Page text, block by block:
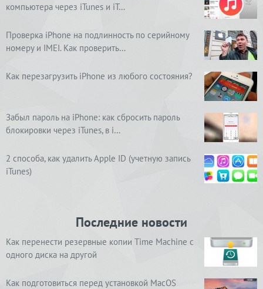
компьютера через iTunes и iT…
Проверка iPhone на подлинность по серийному
номеру и IMEI. Как проверить…
Как перезагрузить iPhone из любого состояния?
Забыл пароль на iPhone: как сбросить пароль
блокировки через iTunes, в i…
2 способа, как удалить Apple ID (учетную запись
iTunes)
Последние новости
Как перенести резервные копии Time Machine с
одного диска на другой
Как подготовиться перед установкой MacOS